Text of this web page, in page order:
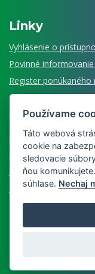
Linky
Vyhlásenie o
Povinné informovanie
Register
Čo ešte
Senzorické
Múzeum
Nájdete u nás
Edícia Historiae
Používame
Táto webová
cookie na
sledovacie
ňou
súhlase. Nechaj